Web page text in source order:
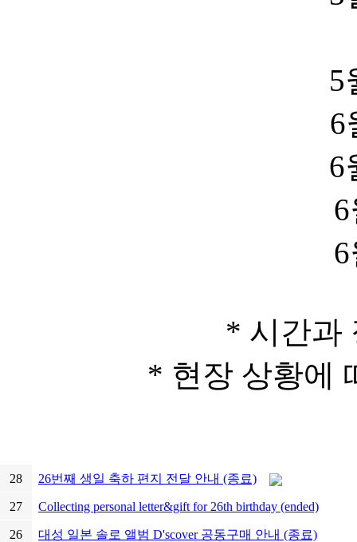
5
6
6
* 시간과
* 현장 상황에
28 26번째 생일 축하 편지 전달 안내 (종료)
27 Collecting personal letter&gift for 26th birthday (ended)
26 대성 일본 솔로 앨범 D'scover 공동구매 안내 (종료)